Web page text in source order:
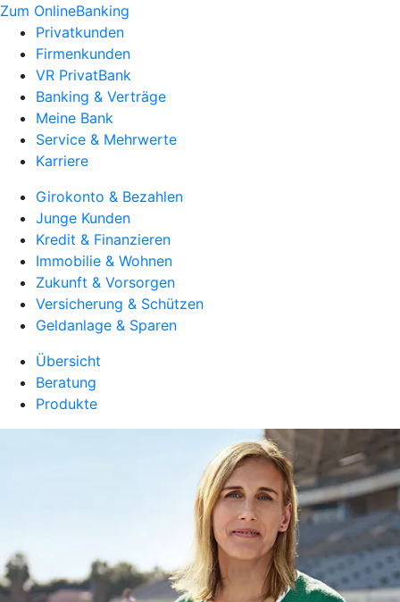
Zum OnlineBanking
Privatkunden
Firmenkunden
VR PrivatBank
Banking & Verträge
Meine Bank
Service & Mehrwerte
Karriere
Girokonto & Bezahlen
Junge Kunden
Kredit & Finanzieren
Immobilie & Wohnen
Zukunft & Vorsorgen
Versicherung & Schützen
Geldanlage & Sparen
Übersicht
Beratung
Produkte